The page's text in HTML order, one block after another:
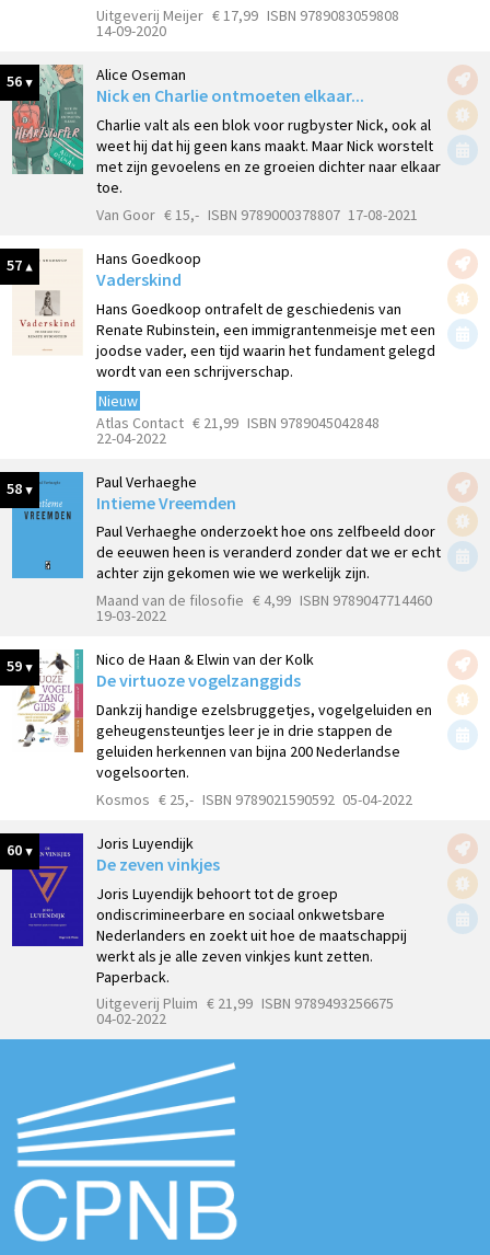
Uitgeverij Meijer € 17,99 ISBN 9789083059808
14-09-2020
56 Alice Oseman
Nick en Charlie ontmoeten elkaar...
Charlie valt als een blok voor rugbyster Nick, ook al
weet hij dat hij geen kans maakt. Maar Nick worstelt
met zijn gevoelens en ze groeien dichter naar elkaar
toe.
Van Goor € 15,- ISBN 9789000378807 17-08-2021
57 Hans Goedkoop
Vaderskind
Hans Goedkoop ontrafelt de geschiedenis van
Renate Rubinstein, een immigrantenmeisje met een
joodse vader, een tijd waarin het fundament gelegd
wordt van een schrijverschap.
Nieuw
Atlas Contact € 21,99 ISBN 9789045042848
22-04-2022
58 Paul Verhaeghe
Intieme Vreemden
Paul Verhaeghe onderzoekt hoe ons zelfbeeld door
de eeuwen heen is veranderd zonder dat we er echt
achter zijn gekomen wie we werkelijk zijn.
Maand van de filosofie € 4,99 ISBN 9789047714460
19-03-2022
59 Nico de Haan & Elwin van der Kolk
De virtuoze vogelzanggids
Dankzij handige ezelsbruggetjes, vogelgeluiden en
geheugensteuntjes leer je in drie stappen de
geluiden herkennen van bijna 200 Nederlandse
vogelsoorten.
Kosmos € 25,- ISBN 9789021590592 05-04-2022
60 Joris Luyendijk
De zeven vinkjes
Joris Luyendijk behoort tot de groep
ondiscrimineerbare en sociaal onkwetsbare
Nederlanders en zoekt uit hoe de maatschappij
werkt als je alle zeven vinkjes kunt zetten.
Paperback.
Uitgeverij Pluim € 21,99 ISBN 9789493256675
04-02-2022